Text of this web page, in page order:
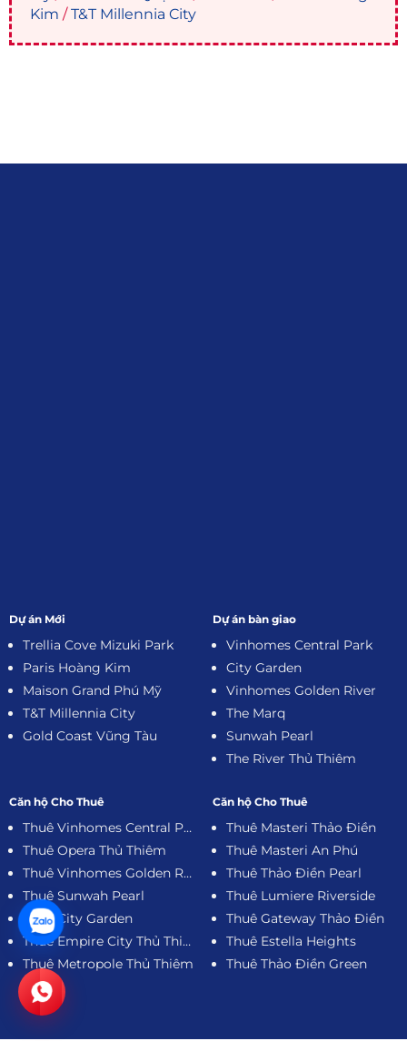
Kim /T&T Millennia City
Dự án Mới
Trellia Cove Mizuki Park
Paris Hoàng Kim
Maison Grand Phú Mỹ
T&T Millennia City
Gold Coast Vũng Tàu
Dự án bàn giao
Vinhomes Central Park
City Garden
Vinhomes Golden River
The Marq
Sunwah Pearl
The River Thủ Thiêm
Căn hộ Cho Thuê
Thuê Vinhomes Central Park
Thuê Opera Thủ Thiêm
Thuê Vinhomes Golden River
Thuê Sunwah Pearl
Thuê City Garden
Thuê Empire City Thủ Thiêm
Thuê Metropole Thủ Thiêm
Căn hộ Cho Thuê
Thuê Masteri Thảo Điền
Thuê Masteri An Phú
Thuê Thảo Điền Pearl
Thuê Lumiere Riverside
Thuê Gateway Thảo Điền
Thuê Estella Heights
Thuê Thảo Điền Green